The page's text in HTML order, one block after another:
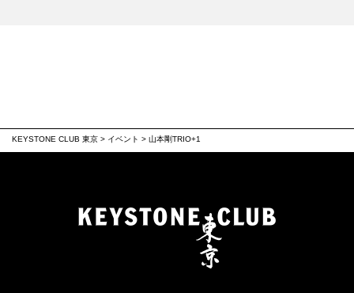
KEYSTONE CLUB 東京 > イベント > 山本剛TRIO+1